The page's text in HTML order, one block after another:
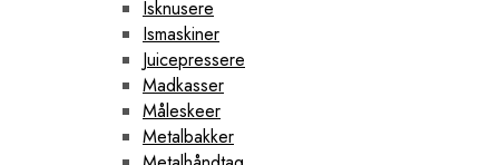
Isknusere
Ismaskiner
Juicepressere
Madkasser
Måleskeer
Metalbakker